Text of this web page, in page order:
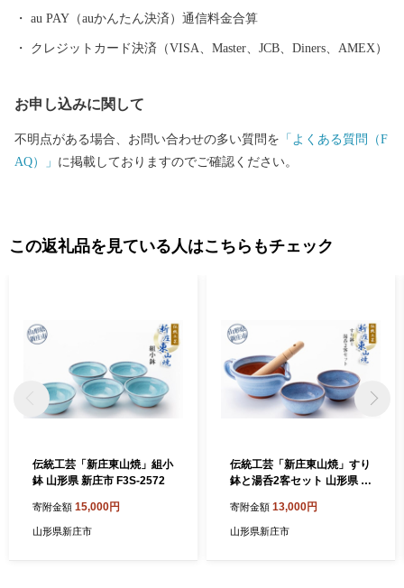
新庄市はふるさと納税の基準に適合しているとして、総務大臣の
指定を受けています。指定期間内に新庄市にふるさと納税をする
はワンストップ特例申告書の提出を要します。 ▪指定期間 令和5
年10月1日～令和6年9月30日 ▪指定根拠 地方税法第37条の2第2項
及び同第314条の7第2項
au PAY（auかんたん決済）通信料金合算
クレジットカード決済（VISA、Master、JCB、Diners、AMEX）
お申し込みに関して
不明点がある場合、お問い合わせの多い質問を 「よくある質問（F
AQ）」 に掲載しておりますのでご確認ください。
この返礼品を見ている人はこちらもチェック
伝統工芸「新庄東山焼」組小
鉢 山形県 新庄市 F3S-2572
寄附金額 15,000円
山形県新庄市
伝統工芸「新庄東山焼」すり
鉢と湯呑2客セット 山形県 新
寄附金額 13,000円
山形県新庄市